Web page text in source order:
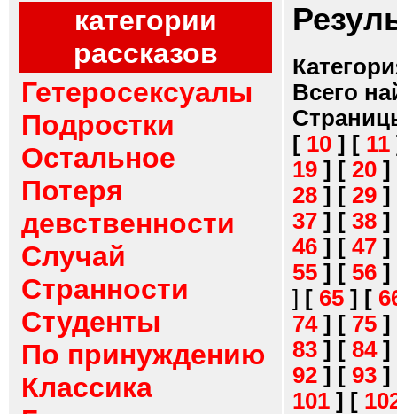
категории
рассказов
Гетеросексуалы
Подростки
Остальное
Потеря
девственности
Случай
Странности
Студенты
По принуждению
Классика
Всего
[ 10 ] [ 11
19 ] [ 20 ]
28 ] [ 29 ]
37 ] [ 38 ]
46 ] [ 47 ]
55 ] [ 56 ]
] [ 65 ] [
74] [ 75 ]
83 ] [ 84]
92 ] [ 93 ]
101 ] [